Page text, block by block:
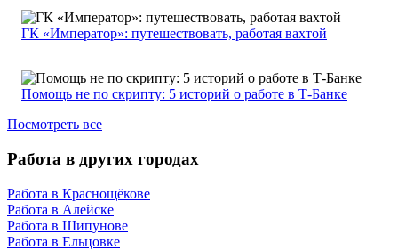
ГК «Император»: путешествовать, работая вахтой
Помощь не по скрипту: 5 историй о работе в Т-Банке
Посмотреть все
Работа в других городах
Работа в Краснощёкове
Работа в Алейске
Работа в Шипунове
Работа в Ельцовке